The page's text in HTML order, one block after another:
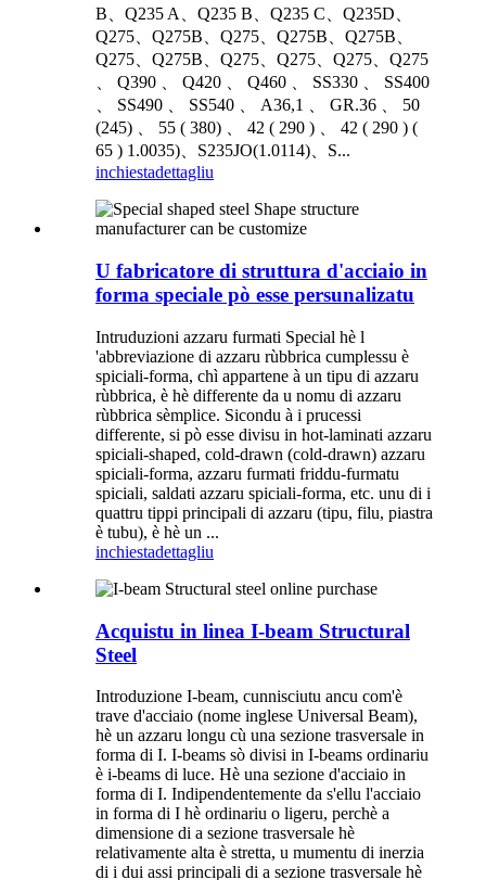
B、Q235 A、Q235 B、Q235 C、Q235D、
Q275、Q275B、Q275、Q275B、Q275B、
Q275、Q275B、Q275、Q275、Q275、Q275
、 Q390 、 Q420 、 Q460 、 SS330 、 SS400
、 SS490 、 SS540 、 A36,1 、 GR.36 、 50
(245) 、 55 ( 380) 、 42 ( 290 ) 、 42 ( 290 ) (
65 ) 1.0035)、S235JO(1.0114)、S...
inchiestadettagliu
U fabricatore di struttura d'acciaio in
forma speciale pò esse persunalizatu
Intruduzioni azzaru furmati Special hè l
'abbreviazione di azzaru rùbbrica cumplessu è
spiciali-forma, chì appartene à un tipu di azzaru
rùbbrica, è hè differente da u nomu di azzaru
rùbbrica sèmplice. Sicondu à i prucessi
differente, si pò esse divisu in hot-laminati azzaru
spiciali-shaped, cold-drawn (cold-drawn) azzaru
spiciali-forma, azzaru furmati friddu-furmatu
spiciali, saldati azzaru spiciali-forma, etc. unu di i
quattru tippi principali di azzaru (tipu, filu, piastra
è tubu), è hè un ...
inchiestadettagliu
Acquistu in linea I-beam Structural
Steel
Introduzione I-beam, cunnisciutu ancu com'è
trave d'acciaio (nome inglese Universal Beam),
hè un azzaru longu cù una sezione trasversale in
forma di I. I-beams sò divisi in I-beams ordinariu
è i-beams di luce. Hè una sezione d'acciaio in
forma di I. Indipendentemente da s'ellu l'acciaio
in forma di I hè ordinariu o ligeru, perchè a
dimensione di a sezione trasversale hè
relativamente alta è stretta, u mumentu di inerzia
di i dui assi principali di a sezione trasversale hè